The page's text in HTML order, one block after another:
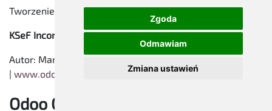
Zgoda
Odmawiam
Zmiana ustawień
Tworzenie faktur zakupowych
KSeF Incoming Invoices- Moduł dla Odoo 19
Autor: Marius Johannes Kuc
| www.odoo.com.pl/ksef_inkoming
Odoo Community © 2025 -